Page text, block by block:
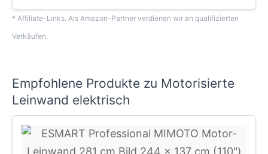
* Affiliate-Links. Als Amazon-Partner verdienen wir an qualifizierten
Verkäufen.
Empfohlene Produkte zu Motorisierte
Leinwand elektrisch